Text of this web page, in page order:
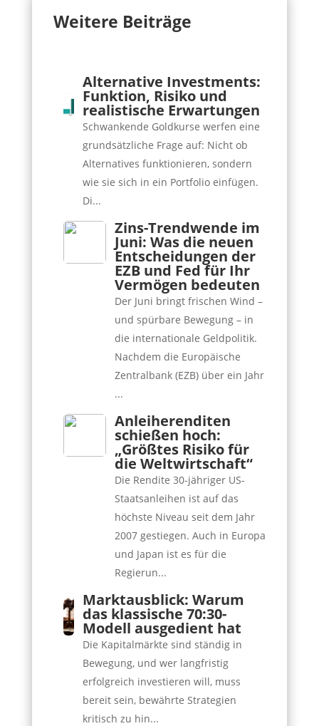
Weitere Beiträge
Alternative Investments:
Funktion, Risiko und
realistische Erwartungen
Schwankende Goldkurse werfen eine
grundsätzliche Frage auf: Nicht ob
Alternatives funktionieren, sondern
wie sie sich in ein Portfolio einfügen.
Di...
Zins-Trendwende im
Juni: Was die neuen
Entscheidungen der
EZB und Fed für Ihr
Vermögen bedeuten
Der Juni bringt frischen Wind –
und spürbare Bewegung – in
die internationale Geldpolitik.
Nachdem die Europäische
Zentralbank (EZB) über ein Jahr
...
Anleiherenditen
schießen hoch:
„Größtes Risiko für
die Weltwirtschaft“
Die Rendite 30-jähriger US-
Staatsanleihen ist auf das
höchste Niveau seit dem Jahr
2007 gestiegen. Auch in Europa
und Japan ist es für die
Regierun...
Marktausblick: Warum
das klassische 70:30-
Modell ausgedient hat
Die Kapitalmärkte sind ständig in
Bewegung, und wer langfristig
erfolgreich investieren will, muss
bereit sein, bewährte Strategien
kritisch zu hin...